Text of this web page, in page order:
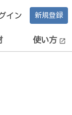
イン 新規登録
使い方 open_in_new